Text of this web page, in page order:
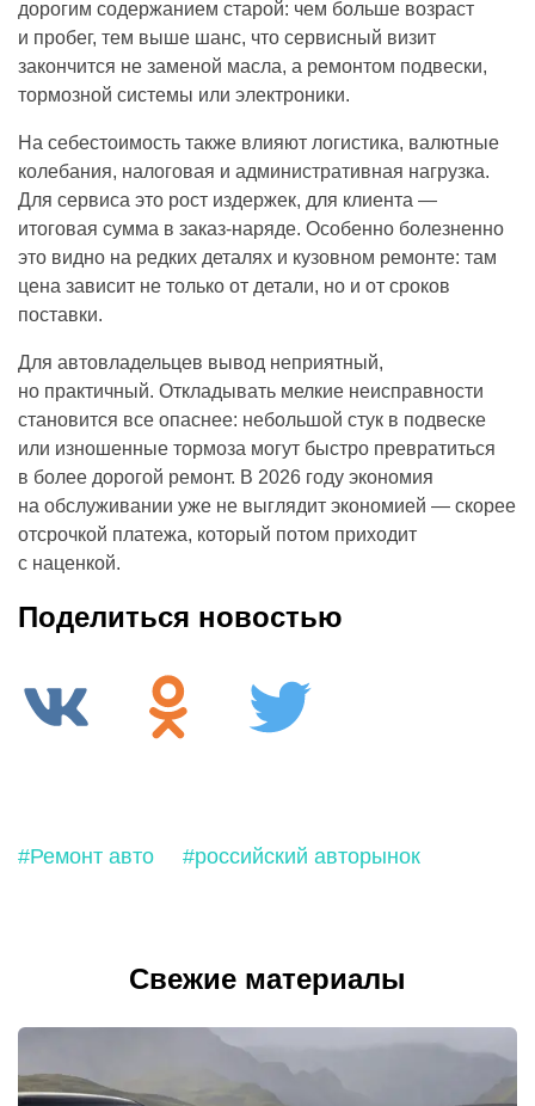
дорогим содержанием старой: чем больше возраст
и пробег, тем выше шанс, что сервисный визит
закончится не заменой масла, а ремонтом подвески,
тормозной системы или электроники.
На себестоимость также влияют логистика, валютные
колебания, налоговая и административная нагрузка.
Для сервиса это рост издержек, для клиента —
итоговая сумма в заказ-наряде. Особенно болезненно
это видно на редких деталях и кузовном ремонте: там
цена зависит не только от детали, но и от сроков
поставки.
Для автовладельцев вывод неприятный,
но практичный. Откладывать мелкие неисправности
становится все опаснее: небольшой стук в подвеске
или изношенные тормоза могут быстро превратиться
в более дорогой ремонт. В 2026 году экономия
на обслуживании уже не выглядит экономией — скорее
отсрочкой платежа, который потом приходит
с наценкой.
Поделиться новостью
#Ремонт авто #российский авторынок
Свежие материалы